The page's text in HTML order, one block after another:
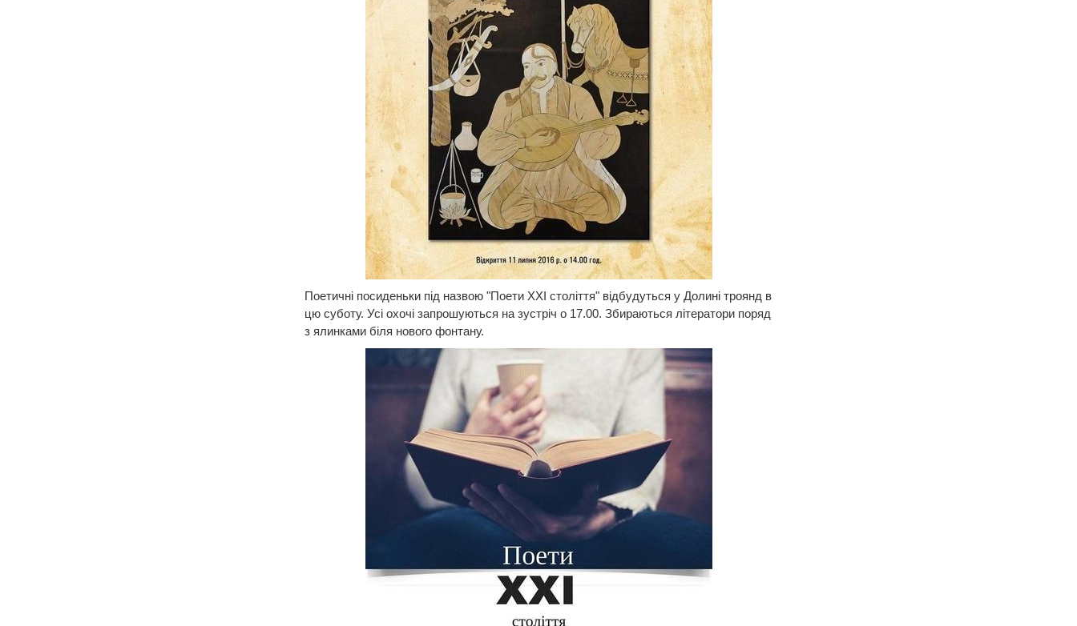
Поетичні посиденьки під назвою "Поети ХХІ століття" відбудуться у Долині троянд в
цю суботу. Усі охочі запрошуються на зустріч о 17.00. Збираються літератори поряд
з ялинками біля нового фонтану.